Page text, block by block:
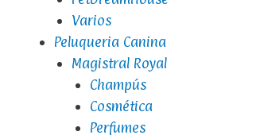
Varios
Peluqueria Canina
Magistral Royal
Champús
Cosmética
Perfumes